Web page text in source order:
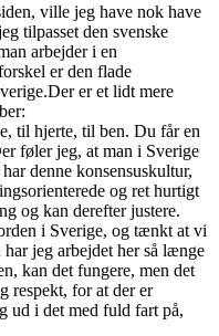
ville jeg have nok have
tilpasset den svenske
arbejder i en
er den flade
er et lidt mere
til hjerte, til ben. Du får en
føler jeg, at man i Sverige
denne konsensuskultur,
og ret hurtigt
og kan derefter justere.
i Sverige, og tænkt at vi
jeg arbejdet her så længe
kan det fungere, men det
respekt, for at der er
ud i det med fuld fart på,